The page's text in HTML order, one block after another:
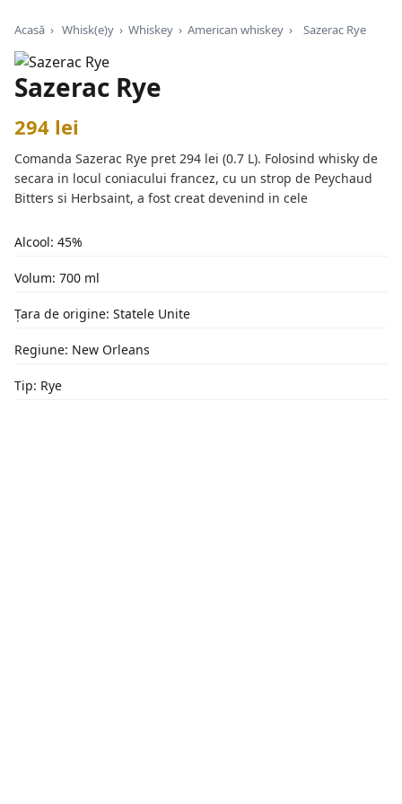
Acasă › Whisk(e)y › Whiskey › American whiskey › Sazerac Rye
Sazerac Rye
294 lei
Comanda Sazerac Rye pret 294 lei (0.7 L). Folosind whisky de
secara in locul coniacului francez, cu un strop de Peychaud
Bitters si Herbsaint, a fost creat devenind in cele
Alcool: 45%
Volum: 700 ml
Țara de origine: Statele Unite
Regiune: New Orleans
Tip: Rye